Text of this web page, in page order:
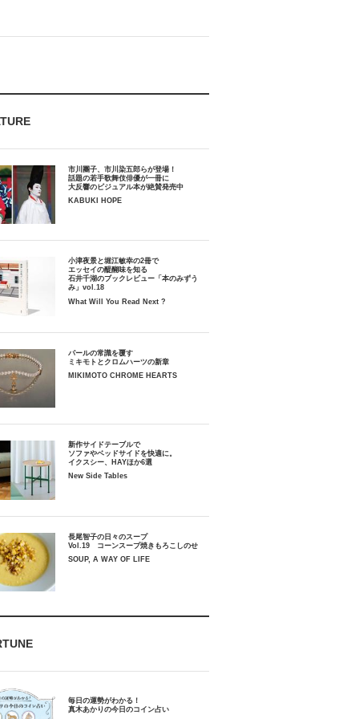
市川團子、市川染五郎らが登場！
話題の若手歌舞伎俳優が一冊に
大反響のビジュアル本が絶賛発売中
KABUKI HOPE
小津夜景と堀江敏幸の2冊で
エッセイの醍醐味を知る
石井千湖のブックレビュー「本のみずう
み」vol.18
What Will You Read Next ?
パールの常識を覆す
ミキモトとクロムハーツの新章
MIKIMOTO CHROME HEARTS
新作サイドテーブルで
ソファやベッドサイドを快適に。
イクスシー、HAYほか6選
New Side Tables
長尾智子の日々のスープ
Vol.19 コーンスープ焼きもろこしのせ
SOUP, A WAY OF LIFE
毎日の運勢がわかる！